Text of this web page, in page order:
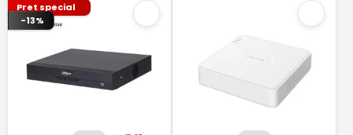
Pret special
-13%